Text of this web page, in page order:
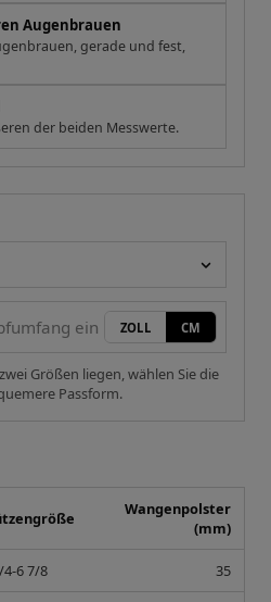
Augenbrauen
gerade und fest,
der beiden Messwerte.
ZOLL CM
Größen liegen, wählen Sie die
Passform.
Wangenpolster
(mm)
4-6 7/8 35